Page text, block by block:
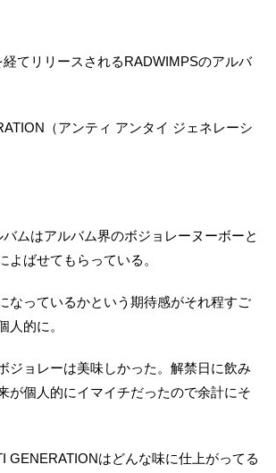
てリリースされるRADWIMPSのアルバ
（アンティ アンタイ ジェネレーシ
ムはアルバム界のボジョレーヌーボーと
よばせてもらっている。
なっているかという期待感がそれ程すご
人的に。
ジョレーは美味しかった。解禁日に飲み
が個人的にイマイチだったので余計にそ
GENERATIONはどんな味に仕上がってる